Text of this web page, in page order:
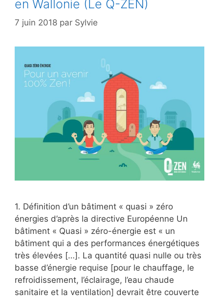
en Wallonie (Le Q-ZEN)
7 juin 2018 par Sylvie
1. Définition d’un bâtiment « quasi » zéro
énergies d’après la directive Européenne Un
bâtiment « Quasi » zéro-énergie est « un
bâtiment qui a des performances énergétiques
très élevées […]. La quantité quasi nulle ou très
basse d’énergie requise [pour le chauffage, le
refroidissement, l’éclairage, l’eau chaude
sanitaire et la ventilation] devrait être couverte